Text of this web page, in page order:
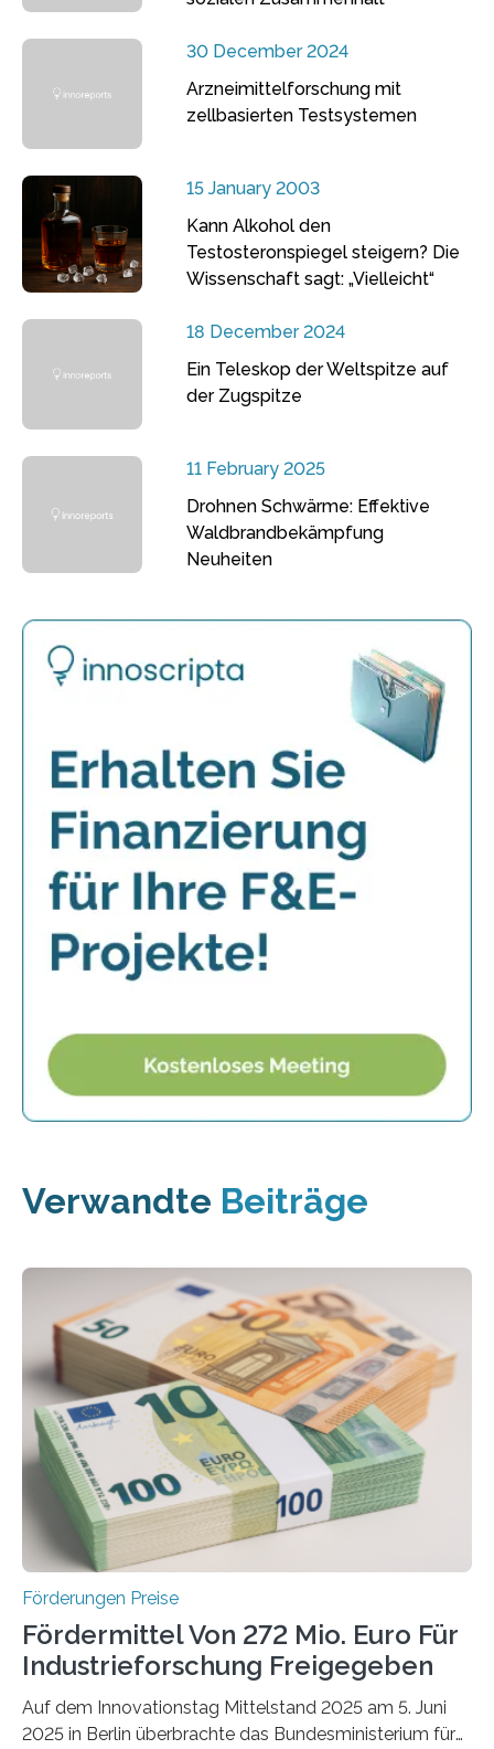
30 December 2024
Arzneimittelforschung mit
zellbasierten Testsystemen
15 January 2003
Kann Alkohol den
Testosteronspiegel steigern? Die
Wissenschaft sagt: „Vielleicht“
18 December 2024
Ein Teleskop der Weltspitze auf
der Zugspitze
11 February 2025
Drohnen Schwärme: Effektive
Waldbrandbekämpfung
Neuheiten
Verwandte Beiträge
Förderungen Preise
Fördermittel Von 272 Mio. Euro Für
Industrieforschung Freigegeben
Auf dem Innovationstag Mittelstand 2025 am 5. Juni
2025 in Berlin überbrachte das Bundesministerium für